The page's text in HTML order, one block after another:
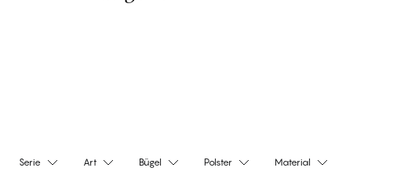
Serie Art Bügel Polster Material